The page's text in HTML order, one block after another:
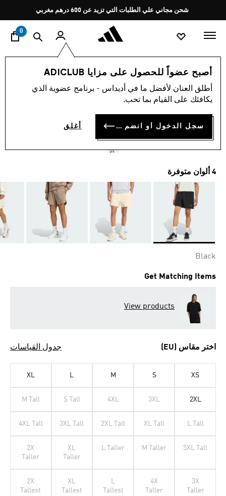
Pause
promotion
rotation
شحن مجاني علي الطلبات التي تزيد عن 600 درهم مغربي
0
أصبح عضواً للحصول على مزايا ADICLUB
أطلق العنان لأفضل ما في أديداس - برنامج عضوية الذي
يكافئك على القيام بما تحب.
سجل الدخول أو انضم الآن أغلق
الرجال ملابس
متوسط
قيمة
4.8
5
نجوم.
رابط
4.8 (76)
شورت SOFT LUX
MAD 599.00
4 ألوان متوفرة
Black
Get Matching Items
View products
اختر مقاس (EU) جدول القياسات
XS
S
M
L
XL
2XL
3XL
4XL
S Tall
M Tall
L Tall
XL Tall
2XL Tall
3XL Tall
4XL Tall
5XL Tall
M Taller
L Taller
XL
Taller
2X
Taller
3X
Taller
4X
Taller
L
Tallest
XL
Tallest
2X
Tallest